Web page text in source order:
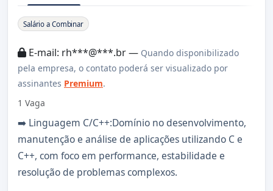
Sobre a Vaga
Salário a Combinar
E-mail: rh***@***.br — Quando disponibilizado
pela empresa, o contato poderá ser visualizado por
assinantes Premium.
1 Vaga
➡️ Linguagem C/C++:Domínio no desenvolvimento,
manutenção e análise de aplicações utilizando C e
C++, com foco em performance, estabilidade e
resolução de problemas complexos.